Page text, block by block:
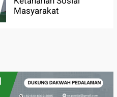
Masyarakat